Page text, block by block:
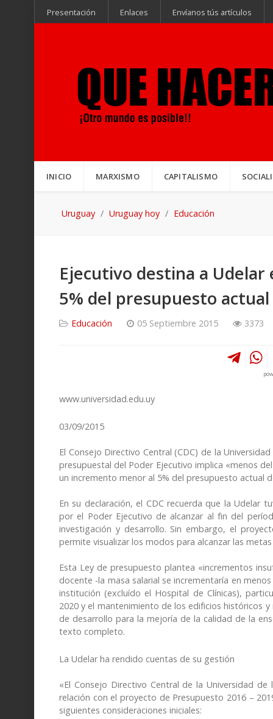
Presentación Enlaces Envíanos tús artículos
INICIO MARXISMO CAPITALISMO
Uruguay Uruguay hoy Educación
Ejecutivo destina a
5% del presupuesto actual
Educación 05 Septiembre 2015 3373
www.universidad.edu.uy
03/09/2015
El Consejo Directivo Central (CDC) de la
presupuestal del Poder Ejecutivo implica «menos
un incremento menor al 5% del presupuesto actual
En su declaración, el CDC recuerda que la Udelar
por el Poder Ejecutivo de alcanzar al fin del
investigación y desarrollo. Sin embargo, el
permite visualizar los modos para alcanzar las
Esta Ley de presupuesto plantea «incrementos
docente -la masa salarial se incrementaría en
institución (excluído el Hospital de Clínicas),
2020 y el mantenimiento de los edificios históricos
de desarrollo para la mejoría de la calidad de la
texto completo.
La Udelar ha rendido cuentas de su gestión
«El Consejo Directivo Central de la Universidad
relación con el proyecto de Presupuesto 2016 –
siguientes consideraciones iniciales: